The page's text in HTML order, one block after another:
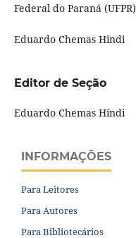
Federal do Paraná
Eduardo Chemas Hindi
Editor de Seção
Eduardo Chemas Hindi
INFORMAÇÕES
Para Leitores
Para Autores
Para Bibliotecários